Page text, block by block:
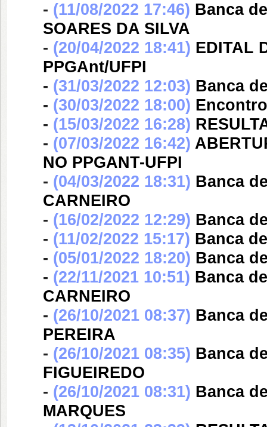
- (11/08/2022 17:46) Banca
SOARES DA SILVA
- (20/04/2022 18:41) EDITAL
PPGAnt/UFPI
- (31/03/2022 12:03) Banca
- (30/03/2022 18:00)
- (15/03/2022 16:28)
- (07/03/2022 16:42)
NO PPGANT-UFPI
- (04/03/2022 18:31) Banca
CARNEIRO
- (16/02/2022 12:29) Banca
- (11/02/2022 15:17) Banca
- (05/01/2022 18:20) Banca
- (22/11/2021 10:51) Banca
CARNEIRO
- (26/10/2021 08:37) Banca
PEREIRA
- (26/10/2021 08:35) Banca
FIGUEIREDO
- (26/10/2021 08:31) Banca
MARQUES